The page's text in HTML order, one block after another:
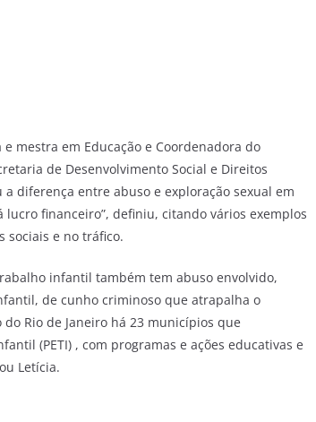
mestra em Educação e Coordenadora do
de Desenvolvimento Social e Direitos
a diferença entre abuso e exploração sexual em
lucro financeiro”, definiu, citando vários exemplos
sociais e no tráfico.
infantil também tem abuso envolvido,
de cunho criminoso que atrapalha o
Rio de Janeiro há 23 municípios que
(PETI) , com programas e ações educativas e
Letícia.